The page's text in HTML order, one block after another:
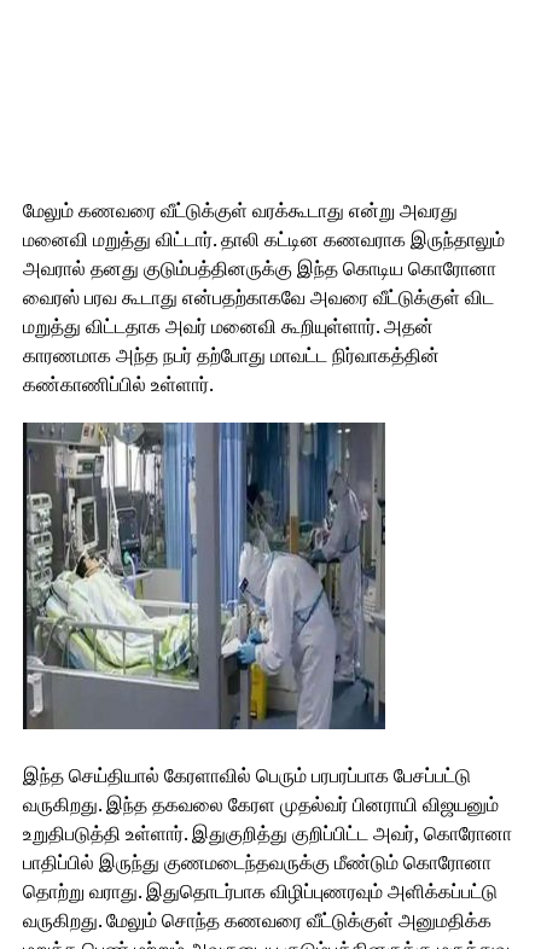
மேலும் கணவரை வீட்டுக்குள் வரக்கூடாது என்று அவரது
மனைவி மறுத்து விட்டார். தாலி கட்டின கணவராக இருந்தாலும்
அவரால் தனது குடும்பத்தினருக்கு இந்த கொடிய கொரோனா
வைரஸ் பரவ கூடாது என்பதற்காகவே அவரை வீட்டுக்குள் விட
மறுத்து விட்டதாக அவர் மனைவி கூறியுள்ளார். அதன்
காரணமாக அந்த நபர் தற்போது மாவட்ட நிர்வாகத்தின்
கண்காணிப்பில் உள்ளார்.
இந்த செய்தியால் கேரளாவில் பெரும் பரபரப்பாக பேசப்பட்டு
வருகிறது. இந்த தகவலை கேரள முதல்வர் பினராயி விஜயனும்
உறுதிபடுத்தி உள்ளார். இதுகுறித்து குறிப்பிட்ட அவர், கொரோனா
பாதிப்பில் இருந்து குணமடைந்தவருக்கு மீண்டும் கொரோனா
தொற்று வராது. இதுதொடர்பாக விழிப்புணரவும் அளிக்கப்பட்டு
வருகிறது. மேலும் சொந்த கணவரை வீட்டுக்குள் அனுமதிக்க